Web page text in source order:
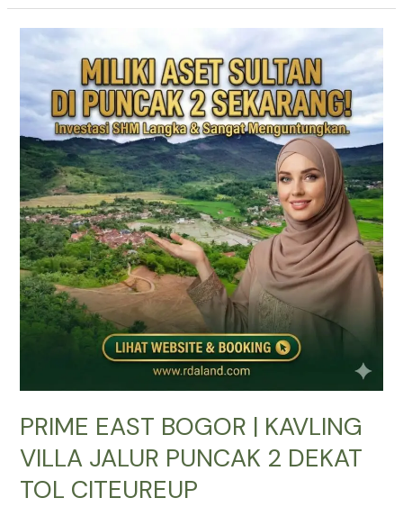
PRIME EAST BOGOR | KAVLING
VILLA JALUR PUNCAK 2 DEKAT
TOL CITEUREUP
EAST
BOGOR
|
KAVLING
VILLA
JALUR
PUNCAK
2
DEKAT
TOL
CITEUREUP